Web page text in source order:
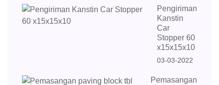
Pengiriman
Kanstin
Car
Stopper 60
x15x15x10
03-03-2022
Pemasangan